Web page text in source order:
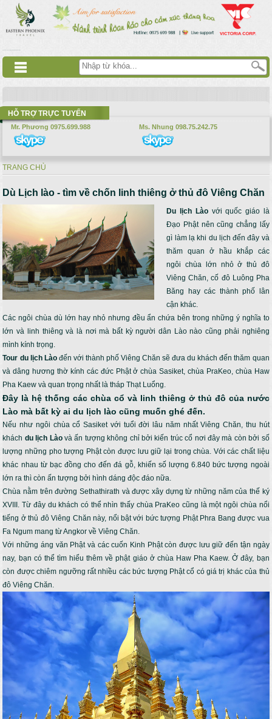
Nhảy đến nội dung
HỖ TRỢ TRỰC TUYẾN
Mr. Phương 0975.699.988 Ms. Nhung 098.75.242.75
Bạn đang ở đây
TRANG CHỦ
Dù Lịch lào - tìm về chốn linh thiêng ở thủ đô Viêng Chăn
Du lịch Làovới quốc giáo là
Đạo Phật nên cũng chẳng lấy
gì làm lạ khi du lịch đến đây và
thăm quan ở hầu khắp các
ngôi chùa lớn nhỏ ở thủ đô
Viêng Chăn, cố đô Luông Pha
Băng hay các thành phố lân
cận khác.
Các ngôi chùa dù lớn hay nhỏ nhưng đều ẩn chứa bên trong những ý nghĩa to
lớn và linh thiêng và là nơi mà bất kỳ người dân Lào nào cũng phải nghiêng
mình kính trọng.
Tour du lịch Làođến với thành phố Viêng Chăn sẽ đưa du khách đến thăm quan
và dâng hương thờ kính các đức Phật ở chùa Sasiket, chùa PraKeo, chùa Haw
Pha Kaew và quan trọng nhất là tháp Thạt Luổng.
Đây là hệ thống các chùa cổ và linh thiêng ở thủ đô của nước
Lào mà bất kỳ ai du lịch lào cũng muốn ghé đến.
Nếu như ngôi chùa cổ Sasiket với tuổi đời lâu năm nhất Viêng Chăn, thu hút
khách du lịch Làovà ấn tượng không chỉ bởi kiến trúc cổ nơi đây mà còn bởi số
lượng những pho tượng Phật còn được lưu giữ lại trong chùa. Với các chất liệu
khác nhau từ bạc đồng cho đến đá gỗ, khiến số lượng 6.840 bức tượng ngoài
lớn ra thì còn ấn tượng bởi hình dáng độc đáo nữa.
Chùa nằm trên đường Sethathirath và được xây dựng từ những năm của thế ký
XVIII. Từ đây du khách có thể nhìn thấy chùa PraKeo cũng là một ngôi chùa nổi
tiếng ở thủ đô Viêng Chăn này, nổi bật với bức tượng Phật Phra Bang được vua
Fa Ngum mang từ Angkor về Viêng Chăn.
Với những áng văn Phật và các cuốn Kinh Phật còn được lưu giữ đến tận ngày
nay, bạn có thể tìm hiểu thêm về phật giáo ở chùa Haw Pha Kaew. Ở đây, bạn
còn được chiêm ngưỡng rất nhiều các bức tượng Phật cổ có giá trị khác của thủ
đô Viêng Chăn.